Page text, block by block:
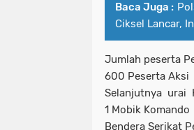
Baca Juga :
Ciksel Lancar,
Jumlah peserta
600 Peserta Aksi
Selanjutnya urai
1 Mobik Komando
Bendera Serikat